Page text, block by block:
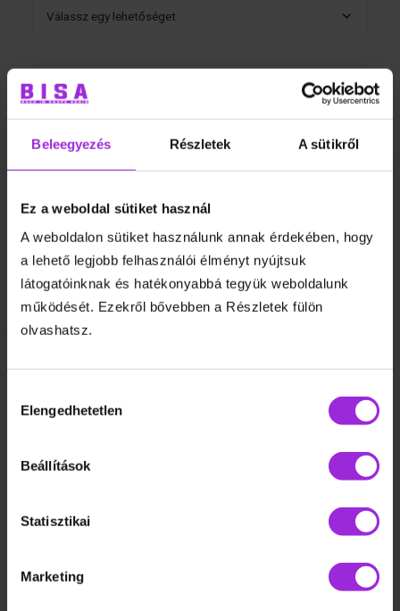
Beleegyezés Részletek A sütikről
Ez a weboldal sütiket használ
A weboldalon sütiket használunk annak érdekében, hogy
a lehető legjobb felhasználói élményt nyújtsuk
látogatóinknak és hatékonyabbá tegyük weboldalunk
működését. Ezekről bővebben a Részletek fülön
olvashatsz.
kiválasztása
Elengedhetetlen
Beállítások
Statisztikai
Marketing
Lila
short
mennyiség
KOSÁRBA TESZEM
Leírás